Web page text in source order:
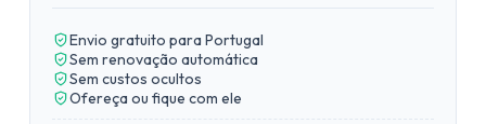
Envio gratuito para Portugal
Sem renovação automática
Sem custos ocultos
Ofereça ou fique com ele